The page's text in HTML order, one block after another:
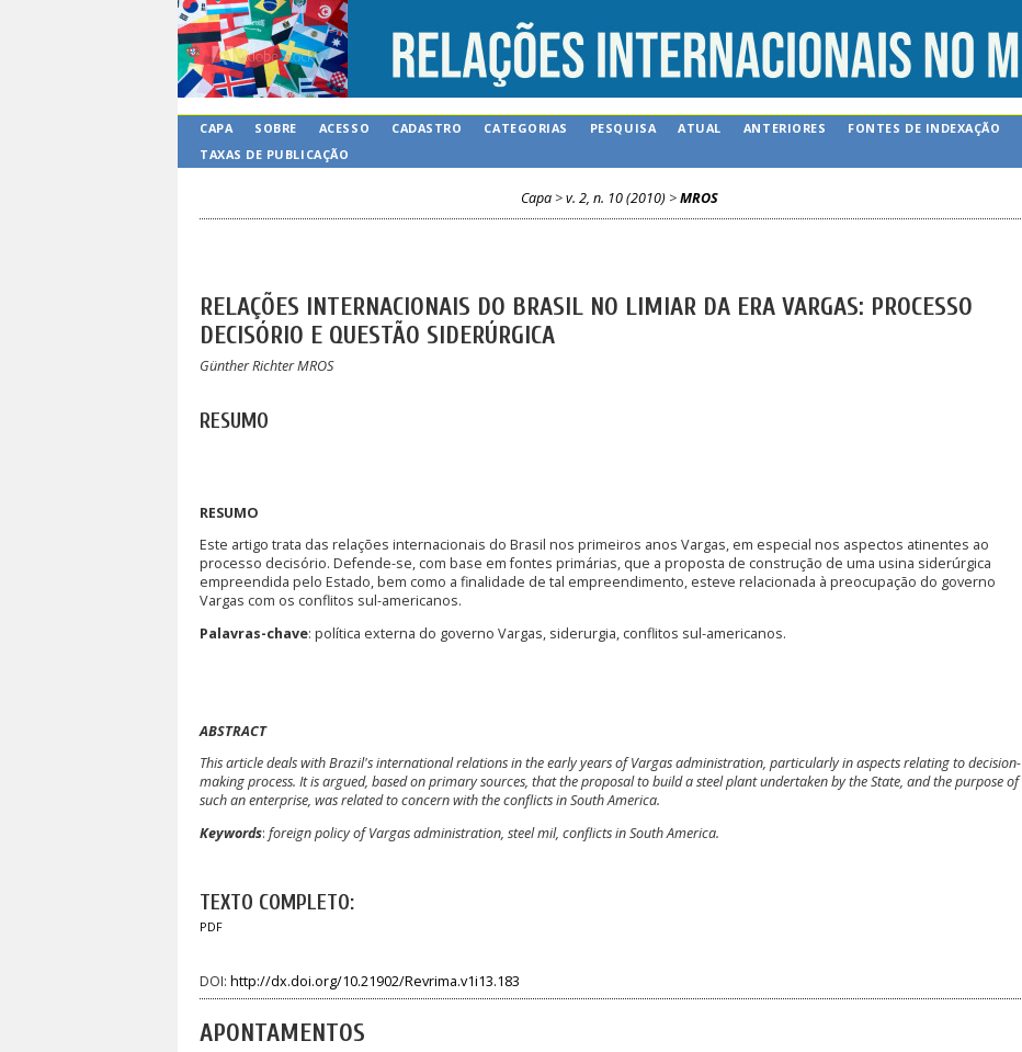
CAPA SOBRE ACESSO CADASTRO CATEGORIAS PESQUISA ATUAL ANTERIORES FONTES DE INDEXAÇÃO
TAXAS DE PUBLICAÇÃO
Capa>v. 2, n. 10 (2010) >MROS
RELAÇÕES INTERNACIONAIS DO BRASIL NO LIMIAR DA ERA VARGAS: PROCESSO
DECISÓRIO E QUESTÃO SIDERÚRGICA
Günther Richter MROS
RESUMO
RESUMO
Este artigo trata das relações internacionais do Brasil nos primeiros anos Vargas, em especial nos aspectos atinentes ao
processo decisório. Defende-se, com base em fontes primárias, que a proposta de construção de uma usina siderúrgica
empreendida pelo Estado, bem como a finalidade de tal empreendimento, esteve relacionada à preocupação do governo
Vargas com os conflitos sul-americanos.
Palavras-chave: política externa do governo Vargas, siderurgia, conflitos sul-americanos.
ABSTRACT
This article deals withBrazil's international relations in the early years of Vargas administration, particularly in aspects relating to decision-
making process. It is argued, based on primary sources, that the proposal to build a steel plant undertaken by the State, and the purpose of
such an enterprise, was related to concern with the conflicts inSouth America.
Keywords: foreign policy of Vargas administration, steel mil, conflicts inSouth America.
TEXTO COMPLETO:
PDF
DOI: http://dx.doi.org/10.21902/Revrima.v1i13.183
APONTAMENTOS